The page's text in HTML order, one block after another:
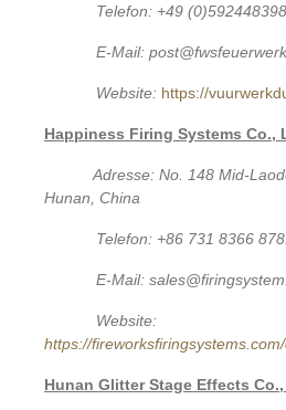
Telefon: +49
E-Mail:
Website: https://
Happiness Firing Systems Co.,
Adresse: No. 148 Mid-
Hunan, China
Telefon: +86 731 8366
E-Mail:
Website:
https://
Hunan Glitter Stage Effects